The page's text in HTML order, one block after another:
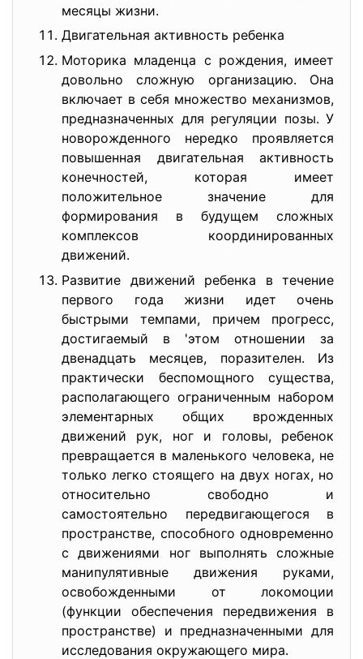
месяцы жизни.
Двигательная активность ребенка
Моторика младенца с рождения, имеет
довольно сложную организацию. Она
включает в себя множество механизмов,
предназначенных для регуляции позы. У
новорожденного нередко проявляется
повышенная двигательная активность
конечностей, которая имеет
положительное значение для
формирования в будущем сложных
комплексов координированных
движений.
Развитие движений ребенка в течение
первого года жизни идет очень
быстрыми темпами, причем прогресс,
достигаемый в 'этом отношении за
двенадцать месяцев, поразителен. Из
практически беспомощного существа,
располагающего ограниченным набором
элементарных общих врожденных
движений рук, ног и головы, ребенок
превращается в маленького человека, не
только легко стоящего на двух ногах, но
относительно свободно и
самостоятельно передвигающегося в
пространстве, способного одновременно
с движениями ног выполнять сложные
манипулятивные движения руками,
освобожденными от локомоции
(функции обеспечения передвижения в
пространстве) и предназначенными для
исследования окружающего мира.